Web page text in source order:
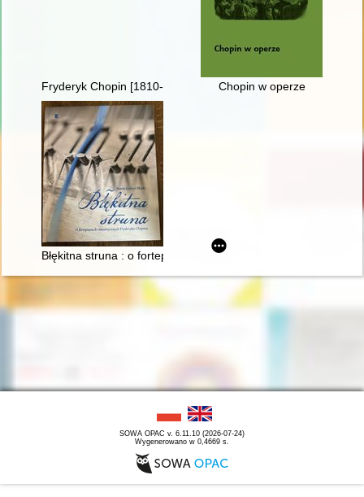
Fryderyk Chopin [1810-1849]. Ród i nazwisko jakiego nie
Chopin w operze
Błękitna struna : o fortepianach romantycznych Fryderyka
SOWA OPAC v. 6.11.10 (2026-07-24)
Wygenerowano w 0,4669 s.